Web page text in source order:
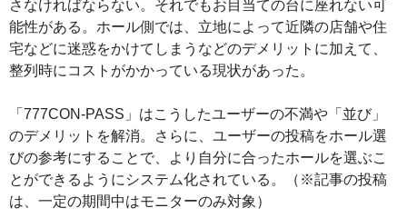
さなければならない。それでもお目当ての台に座れない可
能性がある。ホール側では、立地によって近隣の店舗や住
宅などに迷惑をかけてしまうなどのデメリットに加えて、
整列時にコストがかかっている現状があった。
「777CON-PASS」はこうしたユーザーの不満や「並び」
のデメリットを解消。さらに、ユーザーの投稿をホール選
びの参考にすることで、より自分に合ったホールを選ぶこ
とができるようにシステム化されている。（※記事の投稿
は、一定の期間中はモニターのみ対象）